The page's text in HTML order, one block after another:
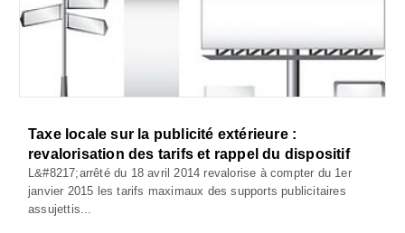
Taxe locale sur la publicité extérieure :
revalorisation des tarifs et rappel du dispositif
L&#8217;arrêté du 18 avril 2014 revalorise à compter du 1er
janvier 2015 les tarifs maximaux des supports publicitaires
assujettis...